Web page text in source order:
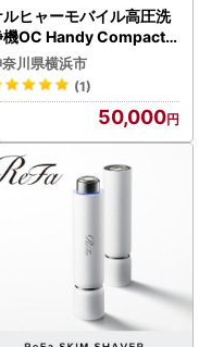
ルヒャーモバイル高圧洗
機OC Handy Compact
ハンディエア） APV000
川県横浜市
(1)
50,000